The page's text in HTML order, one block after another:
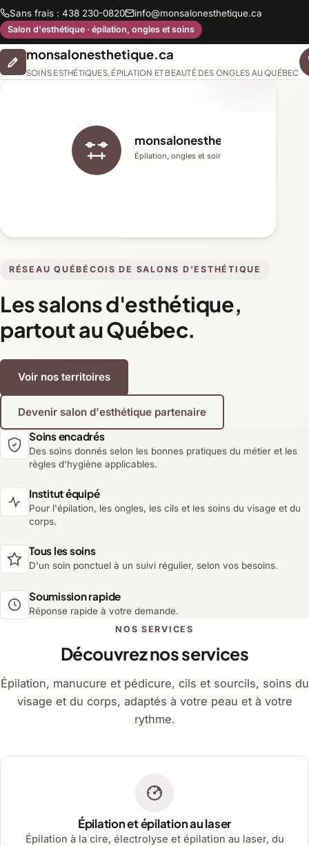
Sans frais : 438 230-0820 info@monsalonesthetique.ca
Salon d'esthétique · épilation, ongles et soins
monsalonesthetique.ca
SOINS ESTHÉTIQUES, ÉPILATION ET BEAUTÉ DES ONGLES AU QUÉBEC
RÉSEAU QUÉBÉCOIS DE SALONS D'ESTHÉTIQUE
Les salons d'esthétique,
partout au Québec.
Voir nos territoires
Devenir salon d'esthétique partenaire
monsalonesthetique.ca
Épilation, ongles et soins du visage
Soins encadrés
Des soins donnés selon les bonnes pratiques du métier et les
règles d'hygiène applicables.
Institut équipé
Pour l'épilation, les ongles, les cils et les soins du visage et du
corps.
Tous les soins
D'un soin ponctuel à un suivi régulier, selon vos besoins.
Soumission rapide
Réponse rapide à votre demande.
NOS SERVICES
Découvrez nos services
Épilation, manucure et pédicure, cils et sourcils, soins du
visage et du corps, adaptés à votre peau et à votre
rythme.
Épilation et épilation au laser
Épilation à la cire, électrolyse et épilation au laser, du